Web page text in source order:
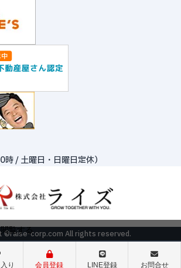
時 / 土曜日・日曜日定休）
©raise-corp.com All rights reserved.
覧する
り 会員登録 LINE登録 お問合せ